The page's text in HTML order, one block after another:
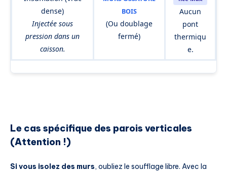
dense)
Injectée sous
pression dans un
caisson.
BOIS
(Ou doublage
fermé)
Aucun
pont
thermiqu
e.
Le cas spécifique des parois verticales
(Attention !)
Si vous isolez des murs, oubliez le soufflage libre. Avec la